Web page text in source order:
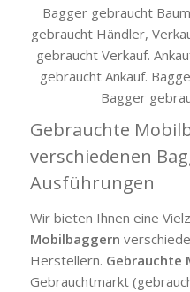
Gebrauchte
verschiedenen
Ausführungen
Wir bieten Ihnen eine
Mobilbaggern
Herstellern. Gebrauchte
Gebrauchtmarkt (